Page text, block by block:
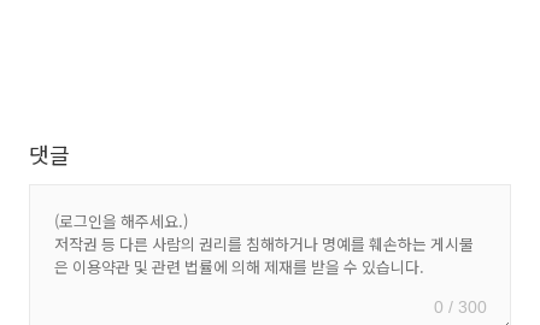
댓글
0 / 300